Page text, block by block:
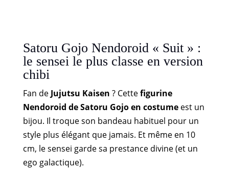
Satoru Gojo Nendoroid « Suit » :
le sensei le plus classe en version
chibi
Fan de Jujutsu Kaisen ? Cettefigurine
Nendoroid de Satoru Gojo en costumeest un
bijou. Il troque son bandeau habituel pour un
style plus élégant que jamais. Et même en 10
cm, le sensei garde sa prestance divine (et un
ego galactique).